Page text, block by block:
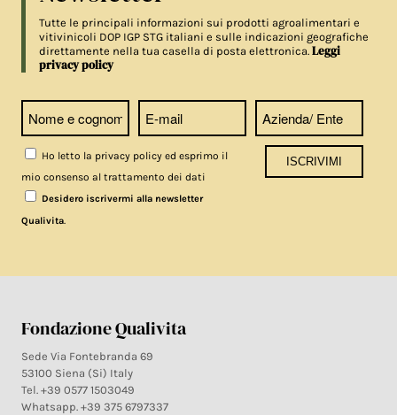
Tutte le principali informazioni sui prodotti agroalimentari e
vitivinicoli DOP IGP STG italiani e sulle indicazioni geografiche
direttamente nella tua casella di posta elettronica.Leggi
privacy policy
Ho letto la privacy policy ed esprimo il
mio consenso al trattamento dei dati
Desidero iscrivermi alla newsletter
Qualivita
Fondazione Qualivita
Sede Via Fontebranda 69
53100 Siena (Si) Italy
Tel. +39 0577 1503049
Whatsapp. +39 375 6797337